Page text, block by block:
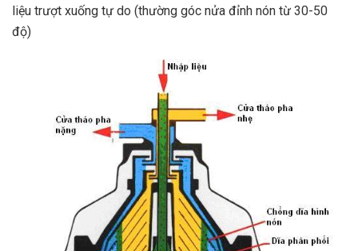
liệu trượt xuống tự do (thường góc nửa đỉnh nón từ 30-50
độ)